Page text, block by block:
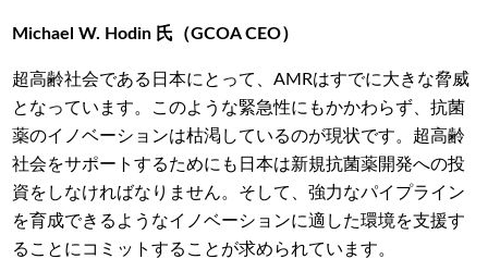
Michael W. Hodin 氏（GCOACEO）
超高齢社会である日本にとって、AMRはすでに大きな脅威
となっています。このような緊急性にもかかわらず、抗菌
薬のイノベーションは枯渇しているのが現状です。超高齢
社会をサポートするためにも日本は新規抗菌薬開発への投
資をしなければなりません。そして、強力なパイプライン
を育成できるようなイノベーションに適した環境を支援す
ることにコミットすることが求められています。